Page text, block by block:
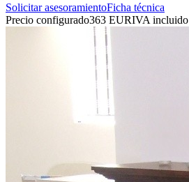
Solicitar asesoramientoFicha técnica
Precio configurado363 EURIVA incluido